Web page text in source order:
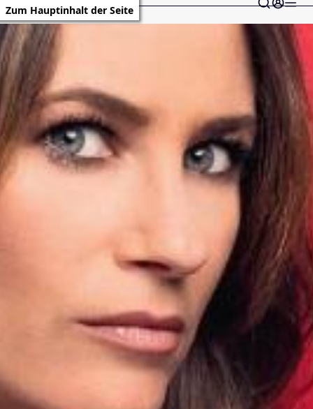
Zum Hauptinhalt der Seite